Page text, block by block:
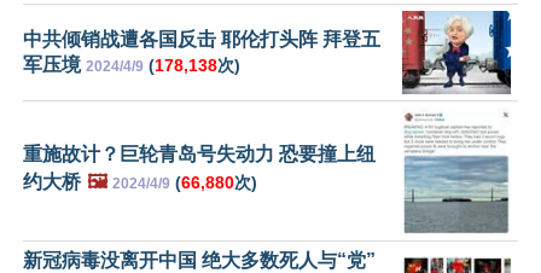
中共倾销战遭各国反击 耶伦打头阵 拜登五
军压境 2024/4/9 (178,138次)
重施故计？巨轮青岛号失动力 恐要撞上纽
约大桥 🖼️ 2024/4/9 (66,880次)
新冠病毒没离开中国 绝大多数死人与“党”